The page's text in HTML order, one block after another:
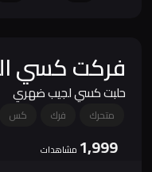
فركت كسي
حلبت كسي لجيب ضهري
متحرك فرك كس
1,999 مشاهدات